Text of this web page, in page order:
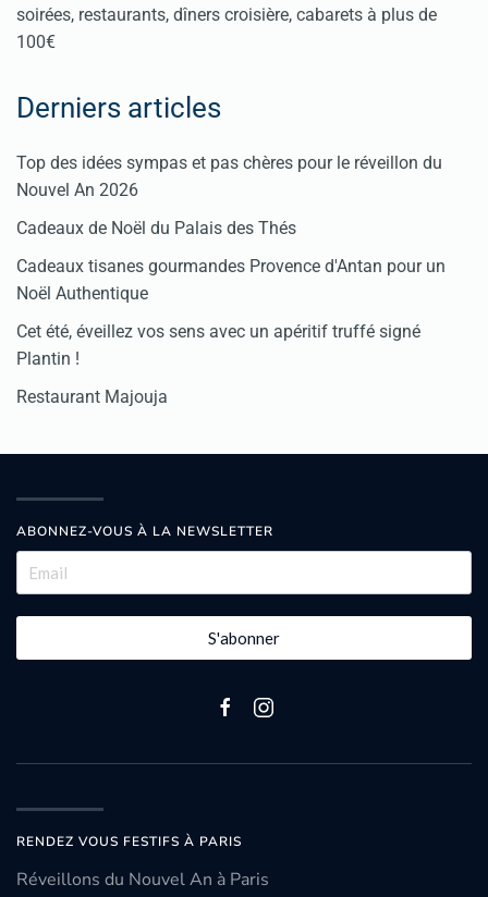
soirées, restaurants, dîners croisière, cabarets à plus de
100€
Derniers articles
Top des idées sympas et pas chères pour le réveillon du
Nouvel An 2026
Cadeaux de Noël du Palais des Thés
Cadeaux tisanes gourmandes Provence d'Antan pour un
Noël Authentique
Cet été, éveillez vos sens avec un apéritif truffé signé
Plantin !
Restaurant Majouja
ABONNEZ-VOUS À LA NEWSLETTER
S'abonner
RENDEZ VOUS FESTIFS À PARIS
Réveillons du Nouvel An à Paris